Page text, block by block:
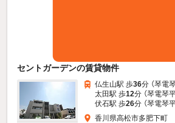
セントガーデンの賃貸物件
仏生山駅 歩36分 （琴電
太田駅 歩12分 （琴電琴平
伏石駅 歩26分 （琴電琴平
香川県高松市多肥下町